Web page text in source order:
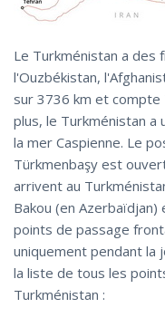
Le Turkménistan a des
l'Ouzbékistan,
sur 3736 km et
plus, le Turkménistan
la mer Caspienne. Le
Türkmenbaşy est
arrivent au
Bakou (en Azerbaïdjan)
points de passage
uniquement pendant la
la liste de tous les
Turkménistan :